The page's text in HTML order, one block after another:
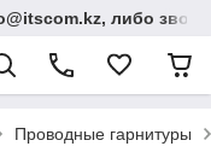
либо
Проводные гарнитуры